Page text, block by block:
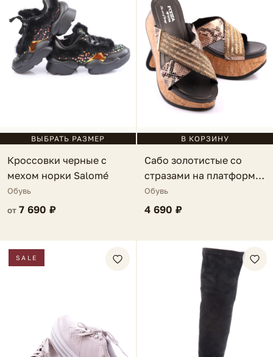
ВЫБРАТЬ РАЗМЕР
Кроссовки черные с
мехом норки Salomé
Обувь
от 7 690 ₽
В КОРЗИНУ
Сабо золотистые со
стразами на платформе
Maella
Обувь
4 690 ₽
SALE